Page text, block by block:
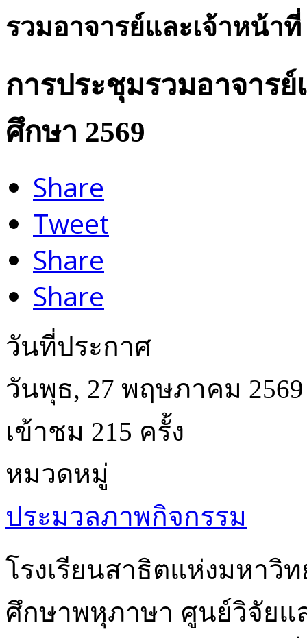
รวมอาจารย์และเจ้าหน้า
การประชุมรวมอาจาร
ศึกษา 2569
Share
Tweet
Share
Share
วันที่ประกาศ
วันพุธ, 27 พฤษภาคม 2569
เข้าชม 215 ครั้ง
หมวดหมู่
ประมวลภาพกิจกรรม
โรงเรียนสาธิตแห่งมหาวิ
ศึกษาพหุภาษา ศูนย์วิจัย